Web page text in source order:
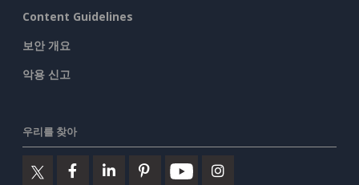
Content Guidelines
보안 개요
악용 신고
우리를 찾아